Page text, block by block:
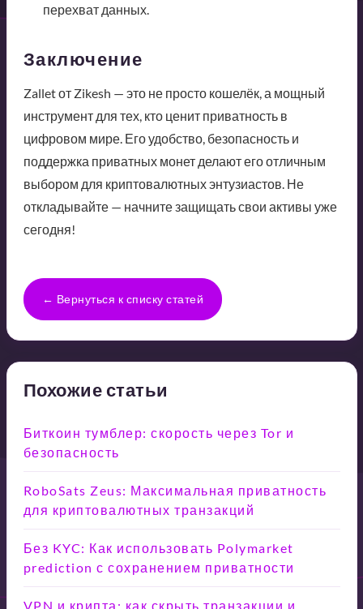
перехват данных.
Заключение
Zallet от Zikesh — это не просто кошелёк, а мощный
инструмент для тех, кто ценит приватность в
цифровом мире. Его удобство, безопасность и
поддержка приватных монет делают его отличным
выбором для криптовалютных энтузиастов. Не
откладывайте — начните защищать свои активы уже
сегодня!
← Вернуться к списку статей
Похожие статьи
Биткоин тумблер: скорость через Tor и
безопасность
RoboSats Zeus: Максимальная приватность
для криптовалютных транзакций
Без KYC: Как использовать Polymarket
prediction с сохранением приватности
VPN и крипта: как скрыть транзакции и